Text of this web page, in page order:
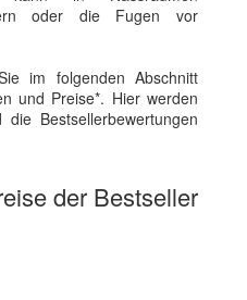
oder die Fugen vor
im folgenden Abschnitt
und Preise*. Hier werden
Bestsellerbewertungen
der Bestseller